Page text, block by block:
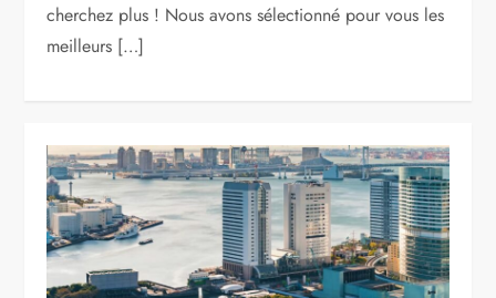
cherchez plus ! Nous avons sélectionné pour vous les
meilleurs […]